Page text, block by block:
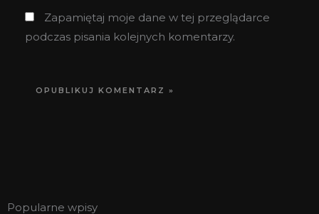
Zapamiętaj moje dane w tej przeglądarce
podczas pisania kolejnych komentarzy.
Popularne wpisy